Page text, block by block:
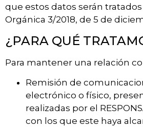
que estos datos serán
Orgánica 3/2018, de 5 de
¿PARA QUÉ
Para mantener una relación
Remisión de
electrónico o físico,
realizadas por el
con los que este haya